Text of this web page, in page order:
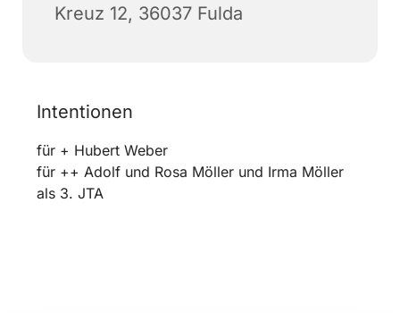
Kreuz 12, 36037 Fulda
Intentionen
für + Hubert Weber
für ++ Adolf und Rosa Möller und Irma Möller
als 3. JTA